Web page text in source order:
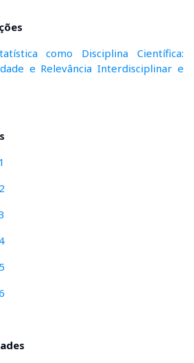
como Disciplina Científica:
e Relevância Interdisciplinar e